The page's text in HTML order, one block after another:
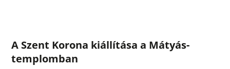
A Szent Korona kiállítása a Mátyás-
templomban